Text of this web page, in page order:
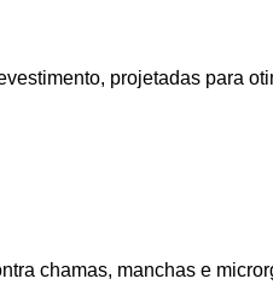
projetadas para
chamas, manchas e